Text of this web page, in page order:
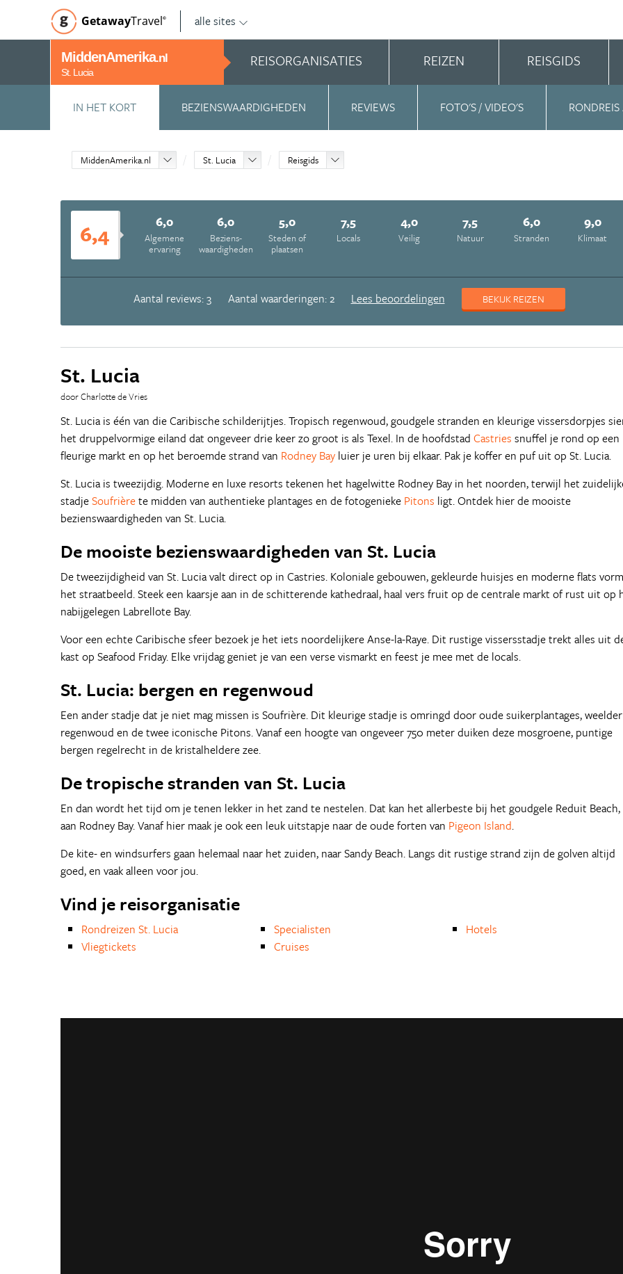
GetawayTravel© alle sites
MiddenAmerika.nl
St. Lucia
REISORGANISATIES REIZEN REISGIDS
IN HET KORT BEZIENSWAARDIGHEDEN REVIEWS FOTO'S / VIDEO'S
MiddenAmerika.nl St. Lucia Reisgids
6,4 6,0
Algemene
ervaring
6,0
Beziens­
waardigheden
5,0
Steden of
plaatsen
7,5
Locals
4,0
Veilig
7,5
Natuur
6,0
Stranden
9,0
Klimaat
Aantal reviews: 3 Aantal waarderingen: 2 Lees beoordelingen BEKIJK REIZEN
St. Lucia
door Charlotte de Vries
St. Lucia is één van die Caribische schilderijtjes. Tropisch regenwoud, goudgele stranden en kleurige vissersdorpjes
het druppelvormige eiland dat ongeveer drie keer zo groot is als Texel. In de hoofdstad Castries snuffel je rond op een
fleurige markt en op het beroemde strand van Rodney Bay luier je uren bij elkaar. Pak je koffer en puf uit op St. Lucia.
St. Lucia is tweezijdig. Moderne en luxe resorts tekenen het hagelwitte Rodney Bay in het noorden, terwijl het
stadjeSoufrièrete midden van authentieke plantages en de fotogenieke Pitons ligt. Ontdek hier de mooiste
bezienswaardigheden van St. Lucia.
De mooiste bezienswaardigheden van St. Lucia
De tweezijdigheid van St. Lucia valt direct op in Castries. Koloniale gebouwen, gekleurde huisjes en moderne flats
het straatbeeld. Steek een kaarsje aan in de schitterende kathedraal, haal vers fruit op de centrale markt of rust uit op
nabijgelegen Labrellote Bay.
Voor een echte Caribische sfeer bezoek je het iets noordelijkere Anse-la-Raye. Dit rustige vissersstadje trekt alles uit
kast op Seafood Friday. Elke vrijdag geniet je van een verse vismarkt en feest je mee met de locals.
St. Lucia: bergen en regenwoud
Een ander stadje dat je niet mag missen is Soufrière. Dit kleurige stadje is omringd door oude suikerplantages,
regenwoud en de twee iconische Pitons. Vanaf een hoogte van ongeveer 750 meter duiken deze mosgroene, puntige
bergen regelrecht in de kristalheldere zee.
De tropische stranden van St. Lucia
En dan wordt het tijd om je tenen lekker in het zand te nestelen. Dat kan het allerbeste bij het goudgele Reduit Beach,
aan Rodney Bay. Vanaf hier maak je ook een leuk uitstapje naar de oude forten van Pigeon Island.
De kite- en windsurfers gaan helemaal naar het zuiden, naar Sandy Beach. Langs dit rustige strand zijn de golven altijd
goed, en vaak alleen voor jou.
Vind je reisorganisatie
Rondreizen St. Lucia
Vliegtickets
Specialisten
Cruises
Hotels